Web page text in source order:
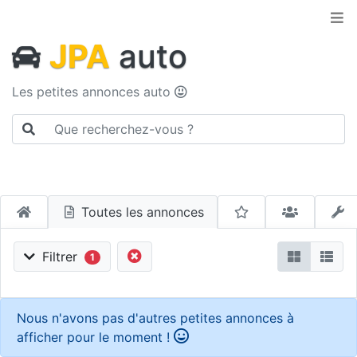
JPA auto
Les petites annonces auto
Toutes les annonces
Filtrer 1
Nous n'avons pas d'autres petites annonces à
afficher pour le moment !